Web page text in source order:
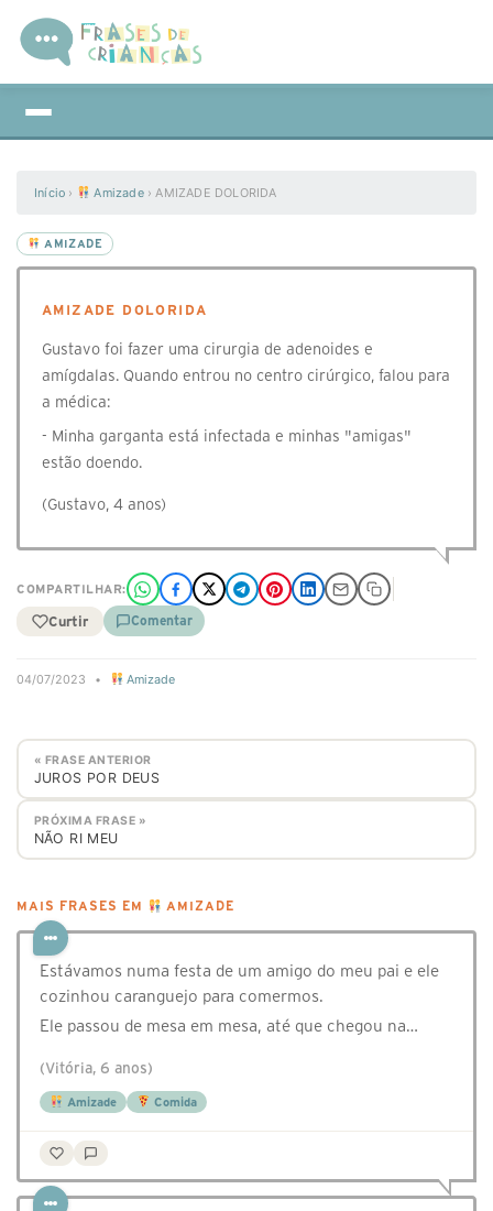
Início › Amizade ›AMIZADE DOLORIDA
AMIZADE
AMIZADE DOLORIDA
Gustavo foi fazer uma cirurgia de adenoides e
amígdalas. Quando entrou no centro cirúrgico, falou para
a médica:
- Minha garganta está infectada e minhas "amigas"
estão doendo.
(Gustavo, 4 anos)
COMPARTILHAR:
Curtir Comentar
04/07/2023 • Amizade
« FRASE ANTERIOR
JUROS POR DEUS
PRÓXIMA FRASE »
NÃO RI MEU
MAIS FRASES EM AMIZADE
Estávamos numa festa de um amigo do meu pai e ele
cozinhou caranguejo para comermos.
Ele passou de mesa em mesa, até que chegou na…
(Vitória, 6 anos)
Amizade Comida